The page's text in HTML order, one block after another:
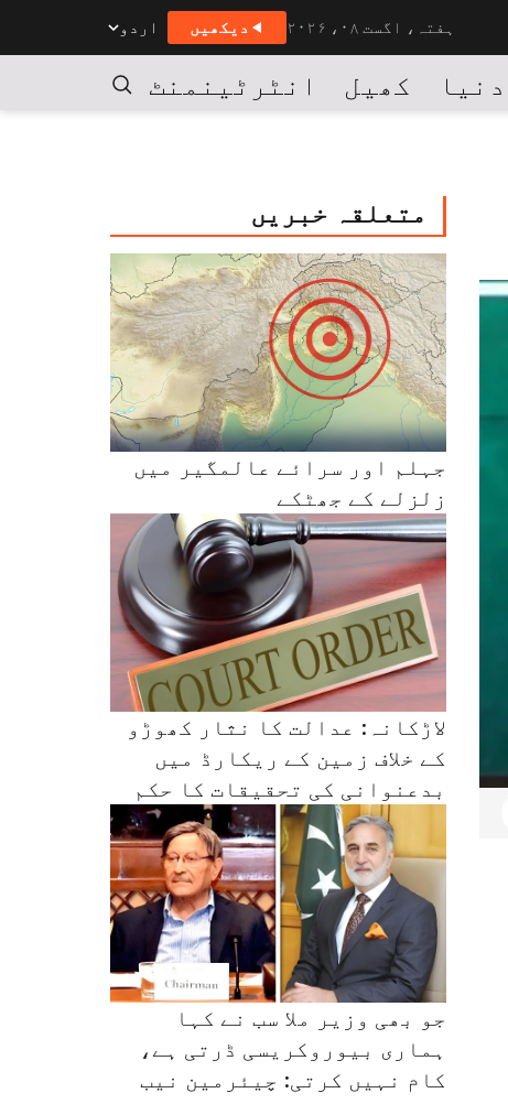
ہفتہ، اگست ۰۸، ۲۰۲۶ دیکھیں اردو
دنیا کھیل انٹرٹینمنٹ کاروبار
متعلقہ خبریں
جہلم اور سرائے عالمگیر میں
زلزلے کے جھٹکے
لاڑکانہ: عدالت کا نثار کھوڑو
کے خلاف زمین کے ریکارڈ میں
بدعنوانی کی تحقیقات کا حکم
جو بھی وزیر ملا سب نے کہا
ہماری بیوروکریسی ڈرتی ہے،
کام نہیں کرتی: چیئرمین نیب